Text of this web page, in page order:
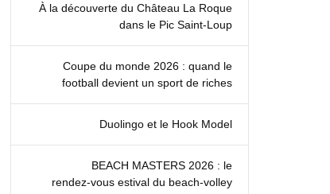
À la découverte du Château La Roque
dans le Pic Saint‑Loup
Coupe du monde 2026 : quand le
football devient un sport de riches
Duolingo et le Hook Model
BEACH MASTERS 2026 : le
rendez‑vous estival du beach-volley